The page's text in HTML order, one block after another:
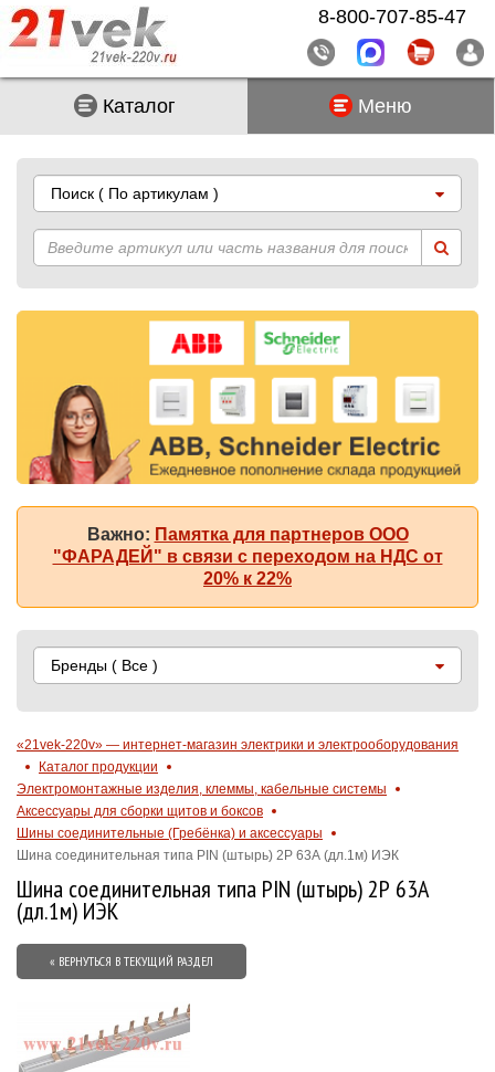
Каталог Меню
Поиск ( По артикулам )
Важно: Памятка для партнеров ООО
"ФАРАДЕЙ" в связи с переходом на НДС от
20% к 22%
Бренды ( Все )
«21vek-220v» — интернет-магазин электрики и электрооборудования
Каталог продукции
Электромонтажные изделия, клеммы, кабельные системы
Аксессуары для сборки щитов и боксов
Шины соединительные (Гребёнка) и аксессуары
Шина соединительная типа PIN (штырь) 2Р 63А (дл.1м) ИЭК
Шина соединительная типа PIN (штырь) 2Р 63А
(дл.1м) ИЭК
« ВЕРНУТЬСЯ В ТЕКУЩИЙ РАЗДЕЛ
8-800-707-85-47